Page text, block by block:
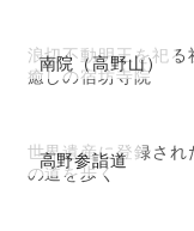
南院（高野山）
浪切不動明王を祀る
癒しの宿坊寺院
高野参詣道
世界遺産に登録され
の道を歩く